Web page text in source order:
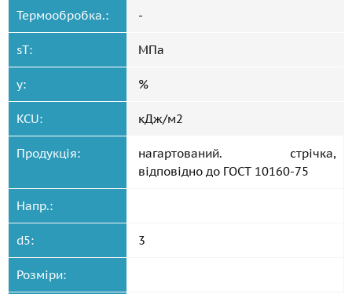
Термообробка.: -
sT: МПа
y: %
KCU: кДж/м2
Продукція:
нагартований. стрічка,
відповідно до ГОСТ 10160-75
Напр.:
d5: 3
Розміри: